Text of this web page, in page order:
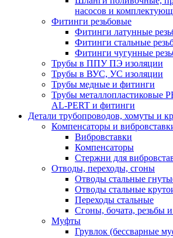
насосов и
Фитинги резьбовые
Фитинги латунные
Фитинги стальные
Фитинги чугунные
Трубы в ППУ ПЭ изоляции
Трубы в ВУС, УС изоляции
Трубы медные и фитинги
Трубы металлопластиковые
AL-PERT и фитинги
Детали трубопроводов, хомуты и
Компенсаторы и
Вибровставки
Компенсаторы
Стержни для
Отводы, переходы, сгоны
Отводы стальные
Отводы стальные
Переходы стальные
Сгоны, бочата, резьбы
Муфты
Грувлок (бессварные